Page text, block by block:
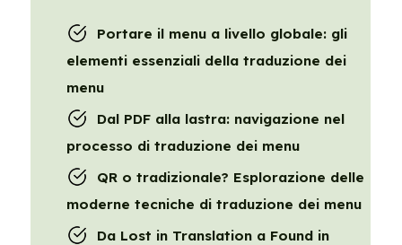
Portare il menu a livello globale: gli
elementi essenziali della traduzione dei
menu
Dal PDF alla lastra: navigazione nel
processo di traduzione dei menu
QR o tradizionale? Esplorazione delle
moderne tecniche di traduzione dei menu
Da Lost in Translation a Found in